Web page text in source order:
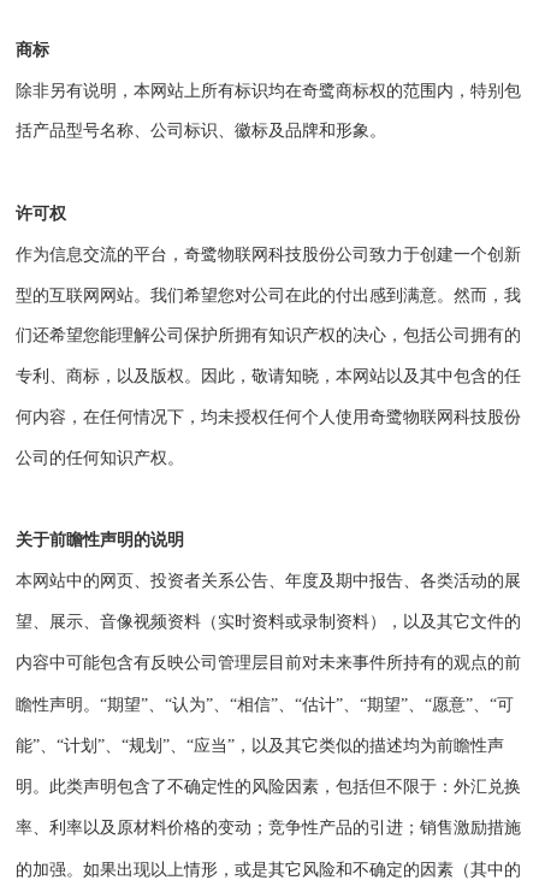
商标
除非另有说明，本网站上所有标识均在奇鹭商标权的范围内，特别包
括产品型号名称、公司标识、徽标及品牌和形象。
许可权
作为信息交流的平台，奇鹭物联网科技股份公司致力于创建一个创新
型的互联网网站。我们希望您对公司在此的付出感到满意。然而，我
们还希望您能理解公司保护所拥有知识产权的决心，包括公司拥有的
专利、商标，以及版权。因此，敬请知晓，本网站以及其中包含的任
何内容，在任何情况下，均未授权任何个人使用奇鹭物联网科技股份
公司 的任何知识产权。
关于前瞻性声明的说明
本网站中的网页、投资者关系公告、年度及期中报告、各类活动的展
望、展示、音像视频资料（实时资料或录制资料），以及其它文件的
内容中可能包含有反映公司管理层目前对未来事件所持有的观点的前
瞻性声明。“期望”、“认为”、“相信”、“估计”、“期望”、“愿意”、“可
能”、“计划”、“规划”、“应当”，以及其它类似的描述均为前瞻性声
明。此类声明包含了不确定性的风险因素，包括但不限于：外汇兑换
率、利率以及原材料价格的变动；竞争性产品的引进；销售激励措施
的加强。如果出现以上情形，或是其它风险和不确定的因素（其中的